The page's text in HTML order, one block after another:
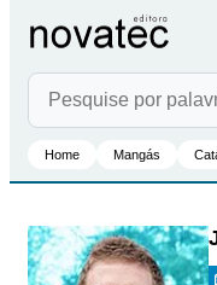
Home Mangás